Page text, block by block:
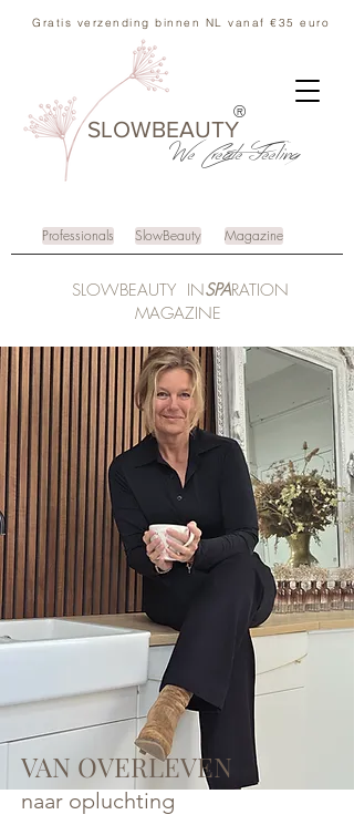
Gratis verzending binnen NL vanaf €35 euro
SLOWBEAUTY
We CreateFeeling
®
Professionals SlowBeauty Magazine
SLOWBEAUTY INSPARATION
MAGAZINE
VAN OVERLEVEN
naar opluchting